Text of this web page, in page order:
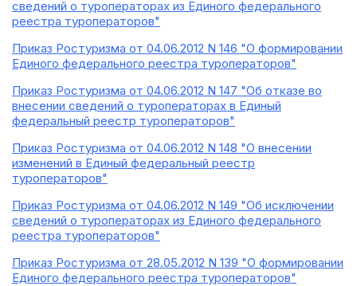
сведений о туроператорах из Единого федерального
реестра туроператоров"
Приказ Ростуризма от 04.06.2012 N 146 "О формировании
Единого федерального реестра туроператоров"
Приказ Ростуризма от 04.06.2012 N 147 "Об отказе во
внесении сведений о туроператорах в Единый
федеральный реестр туроператоров"
Приказ Ростуризма от 04.06.2012 N 148 "О внесении
изменений в Единый федеральный реестр
туроператоров"
Приказ Ростуризма от 04.06.2012 N 149 "Об исключении
сведений о туроператорах из Единого федерального
реестра туроператоров"
Приказ Ростуризма от 28.05.2012 N 139 "О формировании
Единого федерального реестра туроператоров"